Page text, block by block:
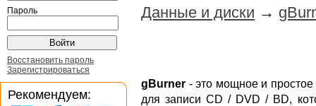
Данные и диски →
gBurner - это мощное и
для записи CD / DVD / BD,
Пароль
Восстановить пароль
Зарегистрироваться
Рекомендуем: